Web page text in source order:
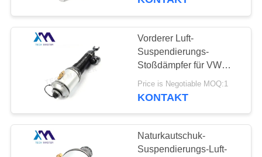
FORDERN
SIE EIN
ANGEBOT
AN
SEITENVERZEICHNIS
Suspendierungs-
Teile
BMW-Luft-
Suspendierungs-
Teile
334
Vorderer Luft-
Suspendierungs-
Stoßdämpfer für VW
Phaeton 3D0616039D
3D0616040D
Price is Negotiable MOQ:1
KONTAKT
Naturkautschuk-
Suspendierungs-Luft-